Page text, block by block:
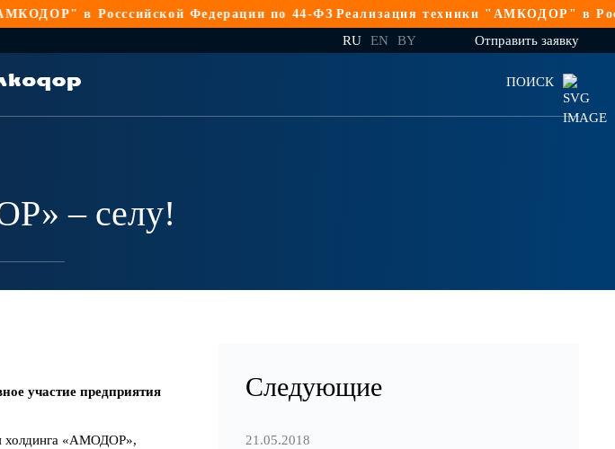
Росссийской Федерации по 44-ФЗ Реализация техники "АМКОДОР" в Российской
RU EN BY Отправить заявку
ПОИСК
– селу!
участие предприятия
холдинга «АМОДОР»,
Следующие
21.05.2018